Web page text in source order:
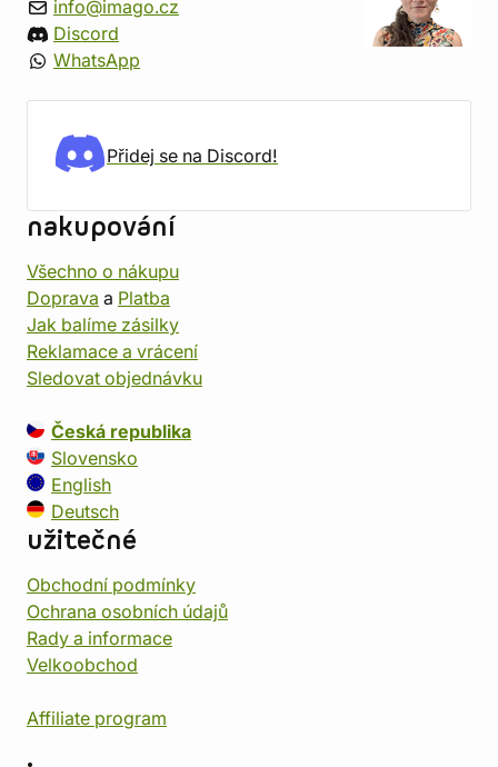
info@imago.cz
Discord
WhatsApp
Přidej se na Discord!
nakupování
Všechno o nákupu
Doprava a Platba
Jak balíme zásilky
Reklamace a vrácení
Sledovat objednávku
Česká republika
Slovensko
English
Deutsch
užitečné
Obchodní podmínky
Ochrana osobních údajů
Rady a informace
Velkoobchod
Affiliate program